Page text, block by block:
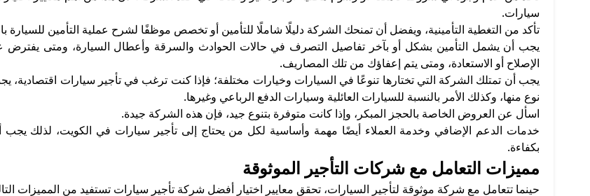
سيارات.
تأكد من التغطية التأمينية، ويفضل أن تمنحك الشركة دليلًا شاملًا للتأمين أو تخصص موظفًا لشرح عملية التأمين للسيارة
يجب أن يشمل التأمين بشكل أو بآخر تفاصيل التصرف في حالات الحوادث والسرقة وأعطال السيارة، ومتى يفترض
الإصلاح أو الاستعادة، ومتى يتم إعفاؤك من تلك المصاريف.
يجب أن تمتلك الشركة التي تختارها تنوعًا في السيارات وخيارات مختلفة؛ فإذا كنت ترغب في تأجير سيارات اقتصادية،
نوع منها، وكذلك الأمر بالنسبة للسيارات العائلية وسيارات الدفع الرباعي وغيرها.
اسأل عن العروض الخاصة بالحجز المبكر، وإذا كانت متوفرة بتنوع جيد، فإن هذه الشركة جيدة.
خدمات الدعم الإضافي وخدمة العملاء أيضًا مهمة وأساسية لكل من يحتاج إلى تأجير سيارات في الكويت، لذلك يجب
بكفاءة.
مميزات التعامل مع شركات التأجير الموثوقة
حينما تتعامل مع شركة موثوقة لتأجير السيارات، تحقق معايير اختيار أفضل شركة تأجير سيارات تستفيد من المميزات